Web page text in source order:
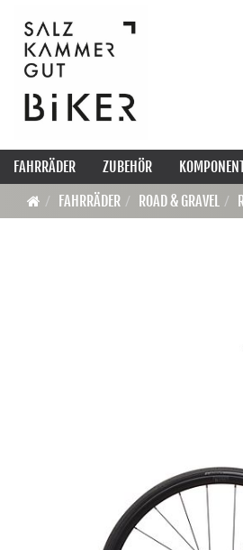
FAHRRÄDER ZUBEHÖR
FAHRRÄDER
ROAD & GRAVEL